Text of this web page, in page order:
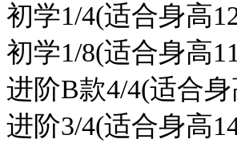
初学1/4(适合身高
初学1/8(适合身高
进阶B款4/4(适合
进阶3/4(适合身高